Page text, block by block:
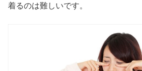
着るのは難しいです。